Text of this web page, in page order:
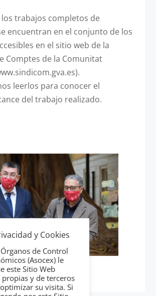
trabajos completos de
encuentran en el conjunto de los
en el sitio web de la
Comptes de la Comunitat
leerlos para conocer el
del trabajo realizado.
y Cookies
de Control
(Asocex) le
este Sitio Web
y de terceros
su visita. Si